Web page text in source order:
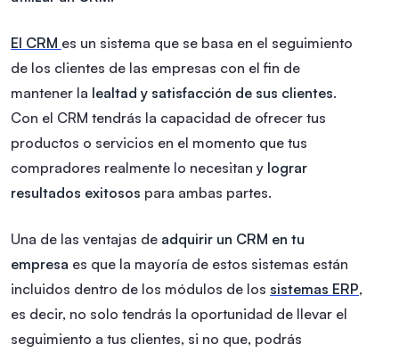
El CRM es un sistema que se basa en el seguimiento
de los clientes de las empresas con el fin de
mantener la lealtad y satisfacción de sus clientes.
Con el CRM tendrás la capacidad de ofrecer tus
productos o servicios en el momento que tus
compradores realmente lo necesitan y lograr
resultados exitosos para ambas partes.
Una de las ventajas de adquirir un CRM en tu
empresa es que la mayoría de estos sistemas están
incluidos dentro de los módulos de los sistemas ERP,
es decir, no solo tendrás la oportunidad de llevar el
seguimiento a tus clientes, si no que, podrás